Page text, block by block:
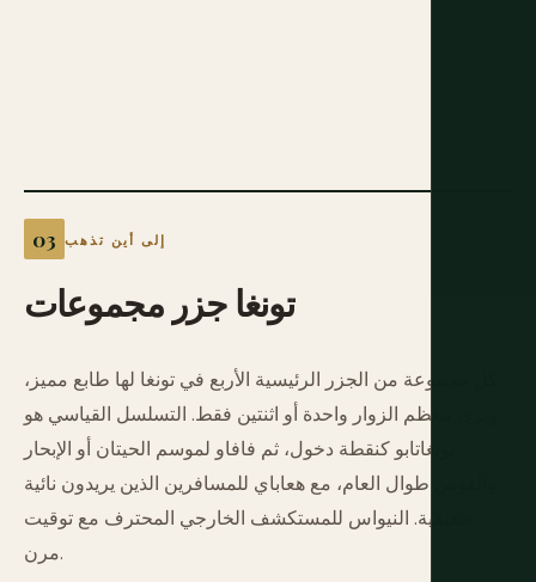
إلى أين تذهب
مجموعات جزرتونغا
كل مجموعة من الجزر الرئيسية الأربع في تونغا لها طابع مميز،
ويرى معظم الزوار واحدة أو اثنتين فقط. التسلسل القياسي هو
تونغاتابو كنقطة دخول، ثم فافاو لموسم الحيتان أو الإبحار
والغوص طوال العام، مع هعاباي للمسافرين الذين يريدون نائية
حقيقية. النيواس للمستكشف الخارجي المحترف مع توقيت
مرن.